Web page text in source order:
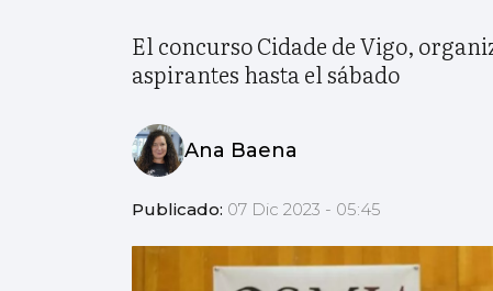
El concurso Cidade de Vigo,
aspirantes hasta el sábado
Ana Baena
Publicado: 07 Dic 2023 - 05:45